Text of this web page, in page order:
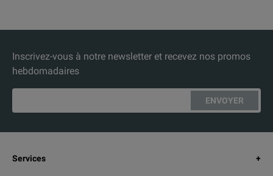
Inscrivez-vous à notre newsletter et recevez nos promos
hebdomadaires
ENVOYER
Services